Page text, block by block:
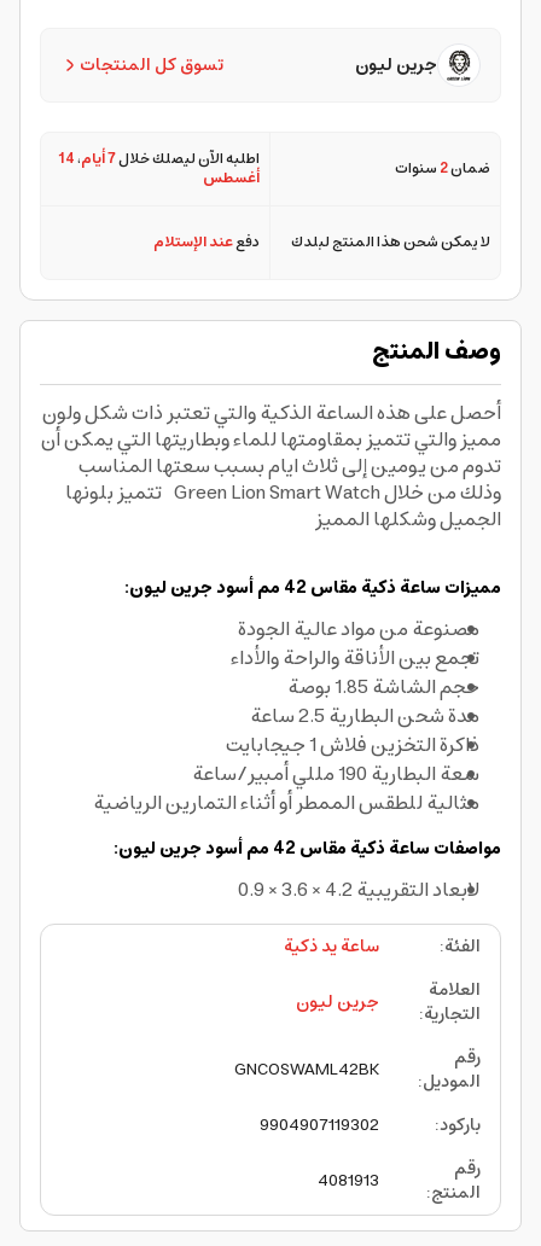
تسوق كل المنتجات جرين ليون
ضمان2سنوات اطلبه الآن ليصلك خلال7 أيام ،14
أغسطس
لا يمكن شحن هذا المنتج لبلدك دفععند الإستلام
وصف المنتج
أحصل على هذه الساعة الذكية والتي تعتبر ذات شكل ولون
مميز والتي تتميز بمقاومتها للماء وبطاريتها التي يمكن أن
تدوم من يومين إلى ثلاث ايام بسبب سعتها المناسب
وذلك من خلال Green Lion Smart Watch تتميز بلونها
الجميل وشكلها المميز
مميزات ساعة ذكية مقاس 42 مم أسود جرين ليون:
مصنوعة من مواد عالية الجودة
تجمع بين الأناقة والراحة والأداء
حجم الشاشة 1.85 بوصة
مدة شحن البطارية 2.5 ساعة
ذاكرة التخزين فلاش 1 جيجابايت
سعة البطارية 190 مللي أمبير/ساعة
مثالية للطقس الممطر أو أثناء التمارين الرياضية
مواصفات ساعة ذكية مقاس 42 مم أسود جرين ليون:
لابعاد التقريبية 4.2 × 3.6 × 0.9
الفئة:
ساعة يد ذكية
العلامة
التجارية:
جرين ليون
رقم
الموديل:
GNCOSWAML42BK
باركود:
9904907119302
رقم
المنتج:
4081913